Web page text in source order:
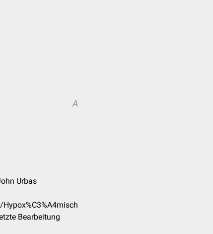
A
Urbas
Bearbeitung